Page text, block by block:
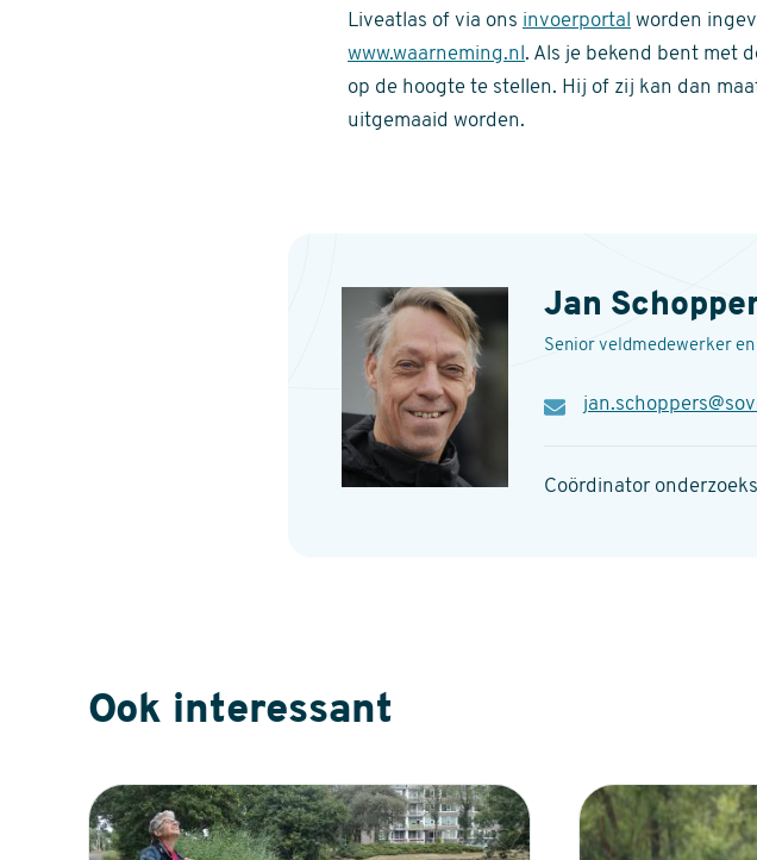
Liveatlas of via ons invoerportal worden
www.waarneming.nl. Als je bekend bent met
op de hoogte te stellen. Hij of zij kan dan
uitgemaaid worden.
Jan
Senior veldmedewerker
E-
Coördinator
Ook interessant